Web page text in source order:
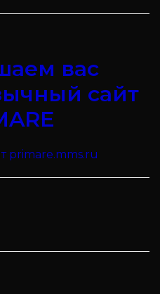
вас
сайт
primare.mms.ru